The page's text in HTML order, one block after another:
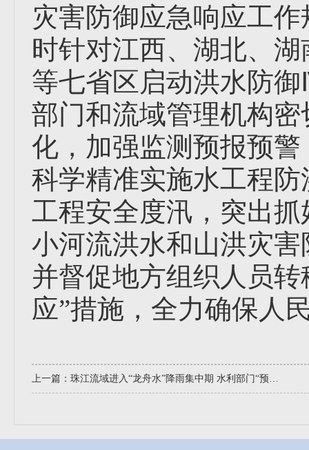
灾害防御应急响应工
时针对江西、湖北、
等七省区启动洪水防
部门和流域管理机构
化，加强监测预报预
科学精准实施水工程
工程安全度汛，突出
小河流洪水和山洪灾
并督促地方组织人员
应”措施，全力确保人
上一篇： 珠江流域进入“龙舟水”降雨集中期 水利部门“预”字当先 有序应对